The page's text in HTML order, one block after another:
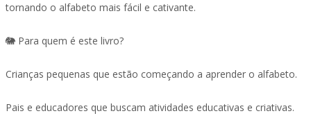
tornando o alfabeto mais fácil e cativante.
🐘 Para quem é este livro?
Crianças pequenas que estão começando a aprender o alfabeto.
Pais e educadores que buscam atividades educativas e criativas.